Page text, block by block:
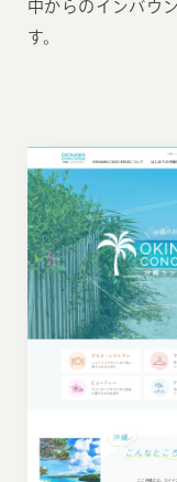
中からのインバウ
す。